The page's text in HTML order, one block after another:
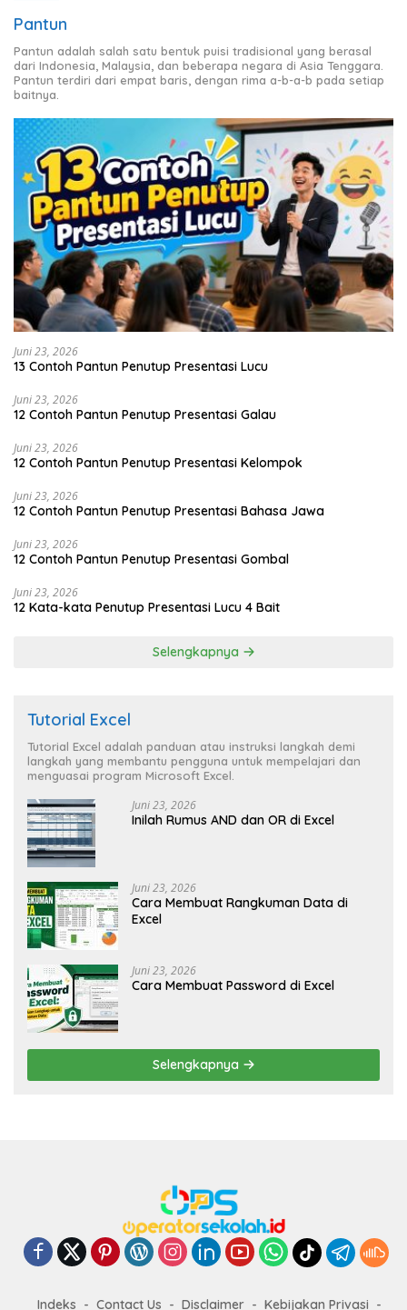
Pantun
Pantun adalah salah satu bentuk puisi tradisional yang berasal
dari Indonesia, Malaysia, dan beberapa negara di Asia Tenggara.
Pantun terdiri dari empat baris, dengan rima a-b-a-b pada setiap
baitnya.
Juni 23, 2026
13 Contoh Pantun Penutup Presentasi Lucu
Juni 23, 2026
12 Contoh Pantun Penutup Presentasi Galau
Juni 23, 2026
12 Contoh Pantun Penutup Presentasi Kelompok
Juni 23, 2026
12 Contoh Pantun Penutup Presentasi Bahasa Jawa
Juni 23, 2026
12 Contoh Pantun Penutup Presentasi Gombal
Juni 23, 2026
12 Kata-kata Penutup Presentasi Lucu 4 Bait
Selengkapnya
Tutorial Excel
Tutorial Excel adalah panduan atau instruksi langkah demi
langkah yang membantu pengguna untuk mempelajari dan
menguasai program Microsoft Excel.
Juni 23, 2026
Inilah Rumus AND dan OR di Excel
Juni 23, 2026
Cara Membuat Rangkuman Data di
Excel
Juni 23, 2026
Cara Membuat Password di Excel
Selengkapnya
Indeks Contact Us Disclaimer Kebijakan Privasi